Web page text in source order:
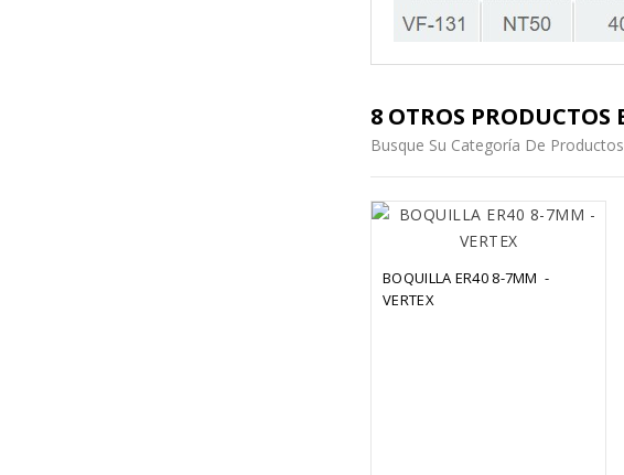
8 OTROS
Busque Su Categoría De Productos
BOQUILLA ER40 8-7MM  -
VERTEX